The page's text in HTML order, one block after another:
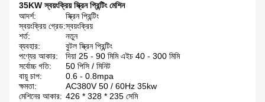
35KW স্বয়ংক্রিয় স্ক্রিন প্রিন্টিং মেশিন
আদর্শ:
স্ক্রিন প্রিন্টিং
স্বয়ংক্রিয় গ্রেড:স্বয়ংক্রিয়
শর্ত:
নতুন
ব্যবহার:
বুটল স্ক্রিন প্রিন্টিং
পণ্যের আকার:
দিয়া 25 - 90 মিমি এইচ 40 - 300 মিমি
সর্বোচ্চ গতি:
50 পিসি / মিনিট
বায়ু চাপ:
0.6 - 0.8mpa
ক্ষমতা:
AC380V 50 / 60Hz 35kw
মেশিনের আকার: 426 * 328 * 235 সেমি